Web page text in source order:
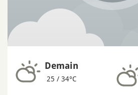
Demain
25 / 34°C